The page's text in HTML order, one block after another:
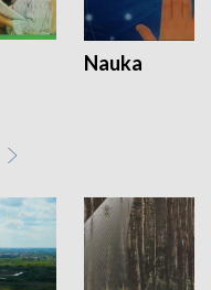
Nauka